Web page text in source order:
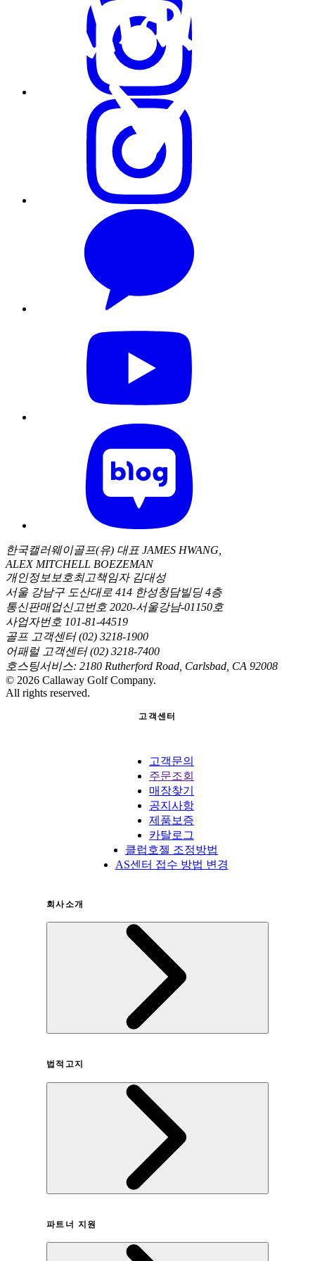
한국캘러웨이골프(유) 대표 JAMES HWANG,
ALEX MITCHELL BOEZEMAN
개인정보보호최고책임자 김대성
서울 강남구 도산대로 414 한성청담빌딩 4층
통신판매업신고번호 2020-서울강남-01150호
사업자번호 101-81-44519
골프 고객센터 (02) 3218-1900
어패럴 고객센터 (02) 3218-7400
호스팅서비스: 2180 Rutherford Road, Carlsbad, CA 92008
© 2026 Callaway Golf Company.
All rights reserved.
고객센터
고객문의
주문조회
매장찾기
공지사항
제품보증
카탈로그
클럽호젤 조정방법
AS센터 접수 방법 변경
회사소개
법적고지
개인정보취급방침
파트너 지원